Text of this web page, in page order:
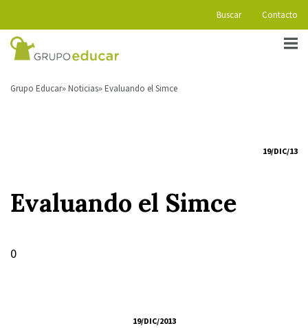
Buscar Contacto
Grupo Educar Noticias Evaluando el Simce
19/DIC/13
Evaluando el Simce
0
19/DIC/2013